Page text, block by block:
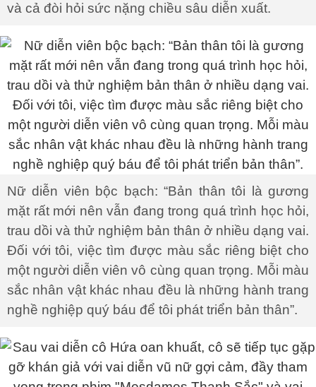
và cả đòi hỏi sức nặng chiều sâu diễn xuất.
Nữ diễn viên bộc bạch: “Bản thân tôi là gương
mặt rất mới nên vẫn đang trong quá trình học hỏi,
trau dồi và thử nghiệm bản thân ở nhiều dạng vai.
Đối với tôi, việc tìm được màu sắc riêng biệt cho
một người diễn viên vô cùng quan trọng. Mỗi màu
sắc nhân vật khác nhau đều là những hành trang
nghề nghiệp quý báu để tôi phát triển bản thân”.